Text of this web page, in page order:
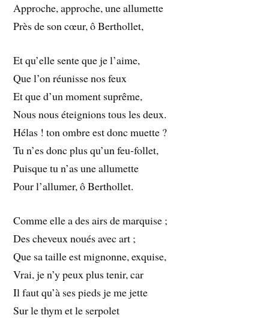
Approche, approche, une allumette
Près de son cœur, ô Berthollet,
Et qu’elle sente que je l’aime,
Que l’on réunisse nos feux
Et que d’un moment suprême,
Nous nous éteignions tous les deux.
Hélas ! ton ombre est donc muette ?
Tu n’es donc plus qu’un feu-follet,
Puisque tu n’as une allumette
Pour l’allumer, ô Berthollet.
Comme elle a des airs de marquise ;
Des cheveux noués avec art ;
Que sa taille est mignonne, exquise,
Vrai, je n’y peux plus tenir, car
Il faut qu’à ses pieds je me jette
Sur le thym et le serpolet